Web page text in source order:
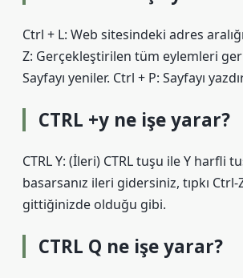
Ctrl + L: Web sitesindeki adres
Z: Gerçekleştirilen tüm eylemleri geri
Sayfayı yeniler. Ctrl + P: Sayfayı
CTRL +y ne işe yarar?
CTRL Y: (İleri) CTRL tuşu ile Y harfli
basarsanız ileri gidersiniz, tıpkı
gittiğinizde olduğu gibi.
CTRL Q ne işe yarar?